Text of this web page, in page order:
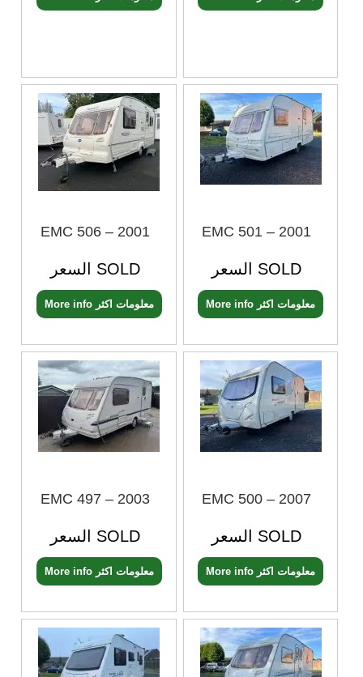
EMC 506 – 2001
السعر SOLD
More info معلومات اكثر
EMC 501 – 2001
السعر SOLD
More info معلومات اكثر
EMC 497 – 2003
السعر SOLD
More info معلومات اكثر
EMC 500 – 2007
السعر SOLD
More info معلومات اكثر